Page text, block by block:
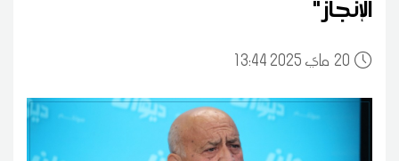
الإنجاز"
20 13:44 2025 ماي